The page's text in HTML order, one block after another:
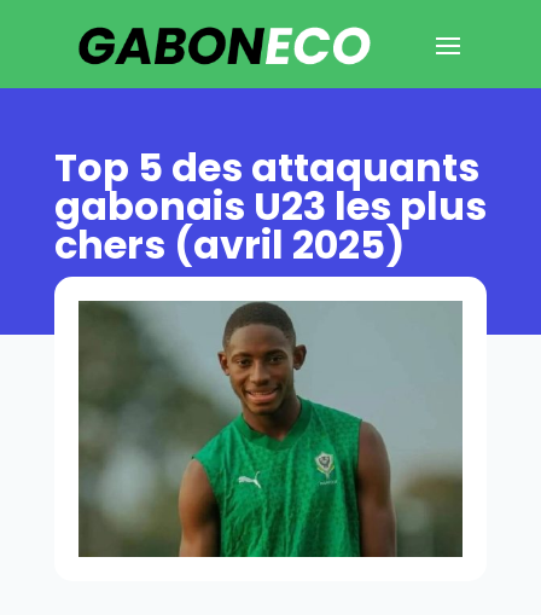
Top 5 des attaquants
gabonais U23 les plus
chers (avril 2025)